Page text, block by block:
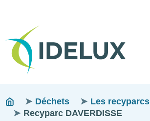
Fils
d'ariane
You
are
Déchets
Les recyparcs
Recyparc DAVERDISSE